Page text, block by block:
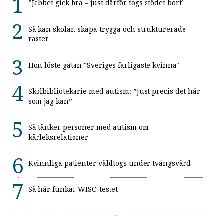
”Jobbet gick bra – just därför togs stödet bort”
Så kan skolan skapa trygga och strukturerade
raster
Hon löste gåtan "Sveriges farligaste kvinna"
Skolbibliotekarie med autism: ”Just precis det här
som jag kan”
Så tänker personer med autism om
kärleksrelationer
Kvinnliga patienter våldtogs under tvångsvård
Så här funkar WISC-testet